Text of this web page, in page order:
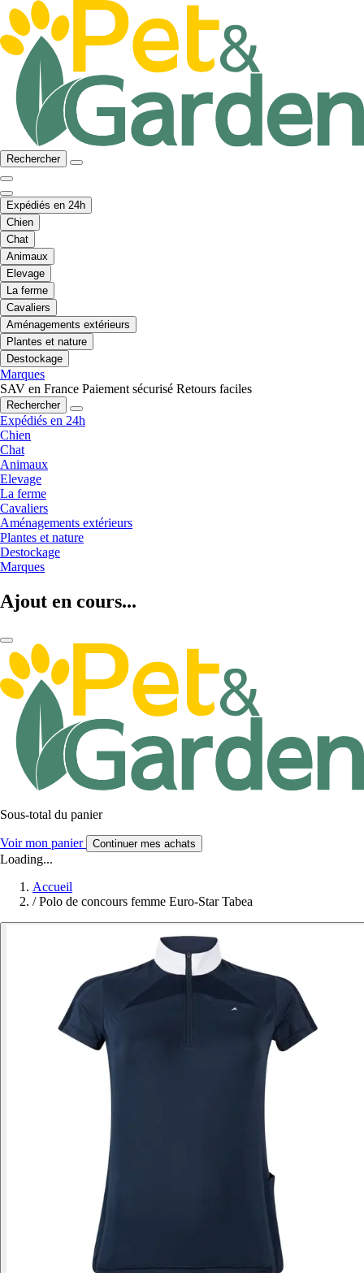
Rechercher
Expédiés en 24h
Chien
Chat
Animaux
Elevage
La ferme
Cavaliers
Aménagements extérieurs
Plantes et nature
Destockage
Marques
SAV en France Paiement sécurisé Retours faciles
Rechercher
Expédiés en 24h
Chien
Chat
Animaux
Elevage
La ferme
Cavaliers
Aménagements extérieurs
Plantes et nature
Destockage
Marques
Ajout en cours...
Sous-total du panier
Voir mon panier Continuer mes achats
Loading...
Accueil
/ Polo de concours femme Euro-Star Tabea